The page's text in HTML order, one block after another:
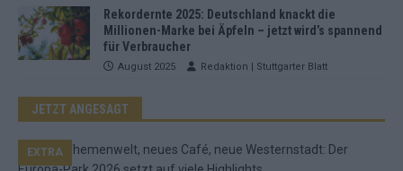
Rekordernte 2025: Deutschland knackt die
Millionen-Marke bei Äpfeln – jetzt wird’s spannend
für Verbraucher
August 2025 Redaktion | Stuttgarter Blatt
JETZT ANGESAGT
EXTRA